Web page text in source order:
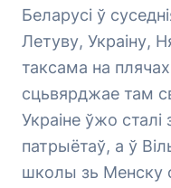
Беларусі ў
Летуву, Украіну,
таксама на плячах
сцьвярджае там
Украіне ўжо сталі
патрыётаў, а ў
школы зь Менску